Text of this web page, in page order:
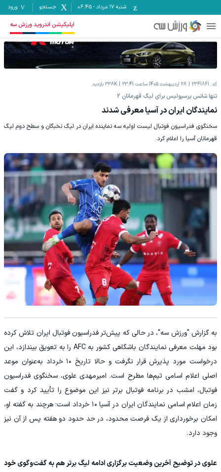
شنبه ۱۷ مرداد -
06:45 جستجو ورود
اپلیکیشن اندروید ورزش سه
کد: 2361861 28 اردیبهشت 1405 ساعت 23:41 338K بازدید
تنها شانس پرسپولیس برای لیگ قهرمانان 2
نمایندگان ایران در آسیا معرفی شدند
سخنگوی فدراسیون فوتبال لیست اولیه سه نماینده ایران در لیگ نخبگان و سطح دوم لیگ
قهرمانان آسیا را اعلام کرد.
به گزارش "ورزش سه"، در حالی که پیش‌تر فدراسیون فوتبال ایران تلاش کرده
بود مهلت معرفی نمایندگان باشگاهی کشور به AFC را به تعویق بیندازد، این
درخواست مورد پذیرش قرار نگرفت و حالا تاریخ ۱۰ خرداد به‌عنوان موعد
اصلی اعلام اسامی تیم‌ها مطرح است. امیرمهدی علوی، سخنگوی فدراسیون
فوتبال، امشب در برنامه فوتبال برتر نیز این موضوع را تأیید کرد و گفت
زمان اعلام اسامی نمایندگان ایران در آسیا ۱۰ خرداد است؛ هرچند به گفته او،
امکان برخورداری از یک فرصت محدود، در حد حدود دو هفته پس از آن نیز
وجود دارد.
علوی در توضیح آخرین وضعیت برگزاری ادامه لیگ برتر هم به گفت‌وگوی خود